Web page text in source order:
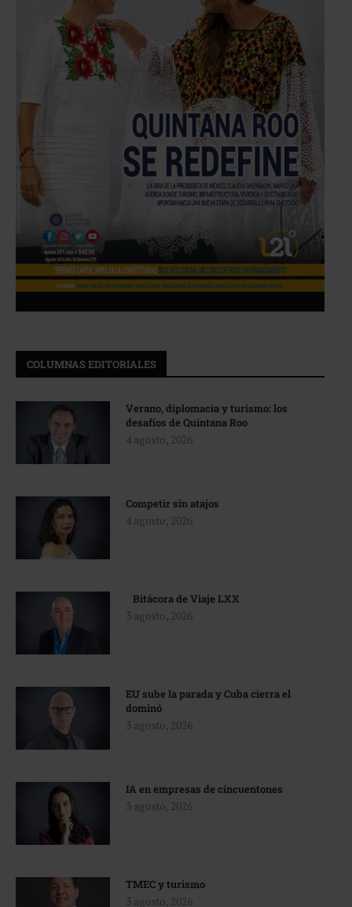
COLUMNAS EDITORIALES
Verano, diplomacia y turismo: los
desafíos de Quintana Roo
4 agosto, 2026
Competir sin atajos
4 agosto, 2026
Bitácora de Viaje LXX
3 agosto, 2026
EU sube la parada y Cuba cierra el
dominó
3 agosto, 2026
IA en empresas de cincuentones
3 agosto, 2026
TMEC y turismo
3 agosto, 2026